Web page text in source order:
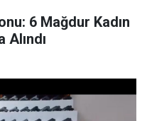
6 Mağdur Kadın
Alındı